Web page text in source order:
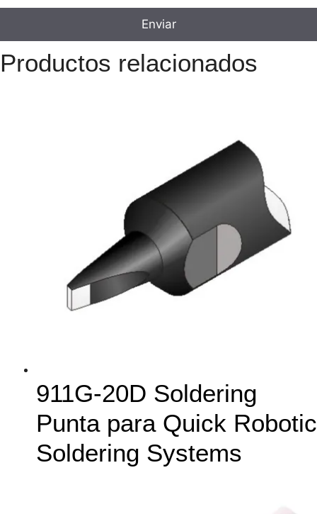
Productos relacionados
911G-20D Soldering
Punta para Quick Robotic
Soldering Systems